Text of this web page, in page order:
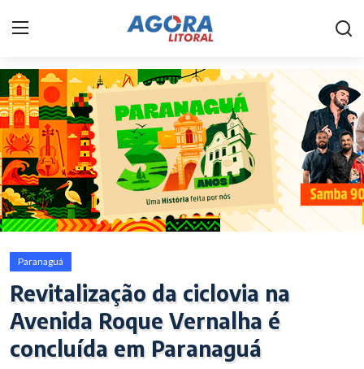
Home
Litoral
Paranaguá
Saúde
Acidente
Paraná
Policial
Paranaguá
Revitalização da ciclovia na
Avenida Roque Vernalha é
concluída em Paranaguá